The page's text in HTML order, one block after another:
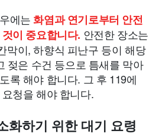
에는 화염과 연기로부터 안전
이 중요합니다. 안전한 장소는
막이, 하향식 피난구 등이 해당
젖은 수건 등으로 틈새를 막아
록 해야 합니다. 그 후 119에
청을 해야 합니다.
화하기 위한 대기 요령